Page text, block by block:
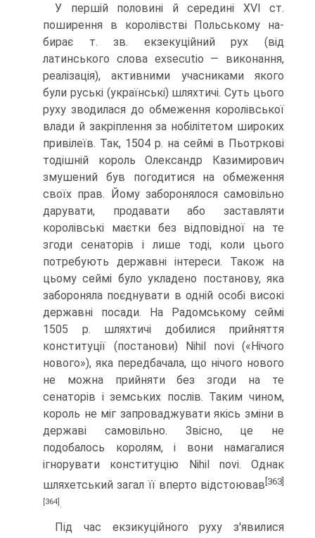
У першій половині й середині XVI ст.
поширення в королівстві Польському на­
бирає т. зв. екзекуційний рух (від
латинського слова exsecutio — виконання,
реалі­зація), активними учасниками якого
були руські (українські) шляхтичі. Суть цього
руху зводилася до обмеження королівської
влади й закріплення за нобілітетом ши­роких
привілеїв. Так, 1504 р. на сеймі в Пьотркові
тодішній король Олександр Ка­зимирович
змушений був погодитися на обмеження
своїх прав. Йому заборонялося самовільно
дарувати, продавати або заставляти
королівські маєтки без відповідної на те
згоди сенаторів і лише тоді, коли цього
потребують державні інтереси. Також на
цьому сеймі було укладено постанову, яка
забороняла поєднувати в одній осо­бі високі
державні посади. На Радомському сеймі
1505 р. шляхтичі добилися при­йняття
конституції (постанови) Nihil novi («Нічого
нового»), яка передбачала, що нічого нового
не можна прийняти без згоди на те
сенаторів і земських послів. Та­ким чином,
король не міг запроваджувати якісь зміни в
державі самовільно. Звісно, це не
подобалось королям, і вони намагалися
ігнорувати конституцію Nihil novi. Од­нак
шляхетський загал її вперто відстоював [363]
[364] .
Під час екзикуційного руху з'явилися